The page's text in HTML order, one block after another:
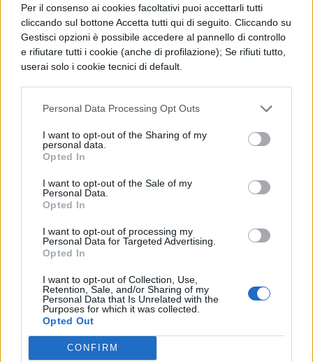
Per il consenso ai cookies facoltativi puoi accettarli tutti
cliccando sul bottone Accetta tutti qui di seguito. Cliccando su
Gestisci opzioni è possibile accedere al pannello di controllo
e rifiutare tutti i cookie (anche di profilazione); Se rifiuti tutto,
userai solo i cookie tecnici di default.
Personal Data Processing Opt Outs
I want to opt-out of the Sharing of my
personal data.
Opted In
I want to opt-out of the Sale of my
Personal Data.
Opted In
I want to opt-out of processing my
Personal Data for Targeted Advertising.
Opted In
I want to opt-out of Collection, Use,
Retention, Sale, and/or Sharing of my
Personal Data that Is Unrelated with the
Purposes for which it was collected.
Opted Out
CONFIRM
accanita e che sulla narrazione di quelle
giornate non vogliono mollare di un
centimetro…".
(Facebook)